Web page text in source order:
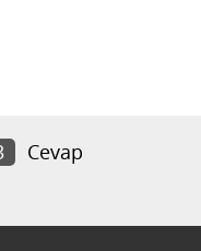
Cevap